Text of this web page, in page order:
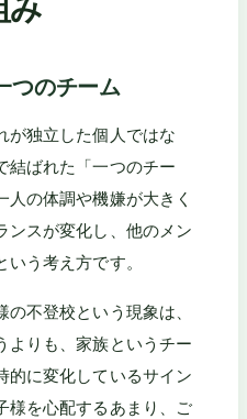
み
つのチーム
が独立した個人ではな
結ばれた「一つのチー
の体調や機嫌が大きく
ンスが変化し、他のメン
う考え方です。
不登校という現象は、
よりも、家族というチー
的に変化しているサイン
様を心配するあまり、ご